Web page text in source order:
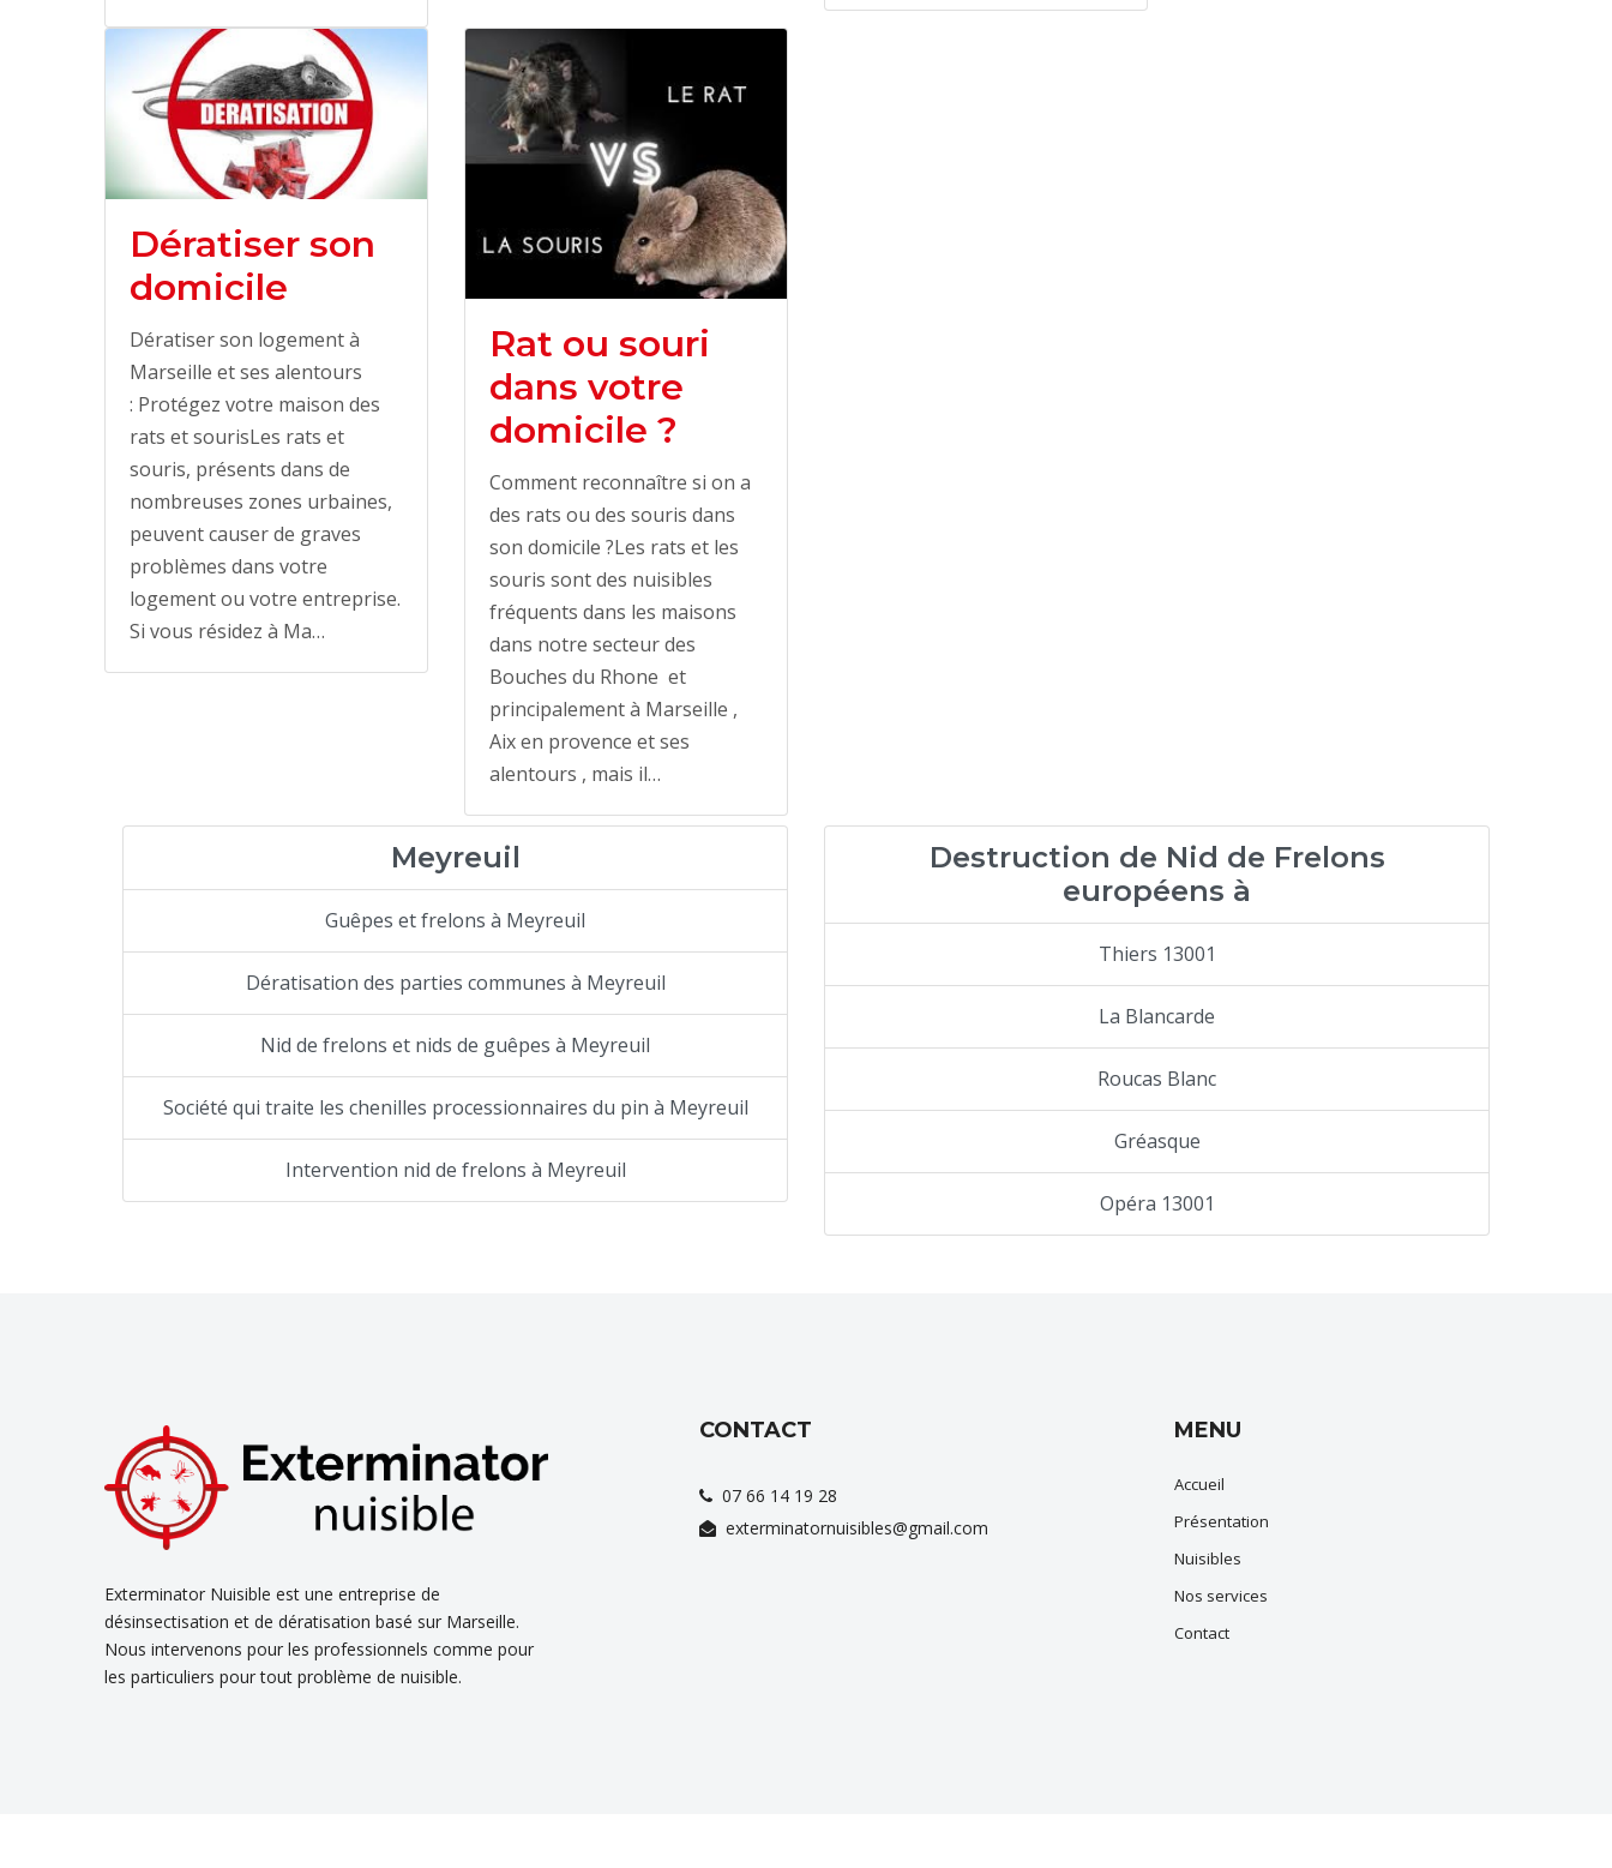
Dératiser son
domicile
Dératiser son logement à
Marseille et ses alentours
: Protégez votre maison des
rats et sourisLes rats et
souris, présents dans de
nombreuses zones urbaines,
peuvent causer de graves
problèmes dans votre
logement ou votre entreprise.
Si vous résidez à Ma…
Rat ou souri
dans votre
domicile ?
Comment reconnaître si on a
des rats ou des souris dans
son domicile ?Les rats et les
souris sont des nuisibles
fréquents dans les maisons
dans notre secteur des
Bouches du Rhone et
principalement à Marseille ,
Aix en provence et ses
alentours , mais il…
Meyreuil
Guêpes et frelons à Meyreuil
Dératisation des parties communes à Meyreuil
Nid de frelons et nids de guêpes à Meyreuil
Société qui traite les chenilles processionnaires du pin à Meyreuil
Intervention nid de frelons à Meyreuil
Destruction de Nid de Frelons
européens à
Thiers 13001
La Blancarde
Roucas Blanc
Gréasque
Opéra 13001
Exterminator Nuisible est une entreprise de
désinsectisation et de dératisation basé sur Marseille.
Nous intervenons pour les professionnels comme pour
les particuliers pour tout problème de nuisible.
CONTACT
07 66 14 19 28
exterminatornuisibles@gmail.com
MENU
Accueil
Présentation
Nuisibles
Nos services
Contact